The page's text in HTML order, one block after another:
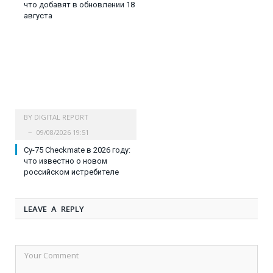
что добавят в обновлении 18
августа
BY DIGITAL REPORT
09/08/2026 19:51
Су-75 Checkmate в 2026 году:
что известно о новом
российском истребителе
LEAVE A REPLY